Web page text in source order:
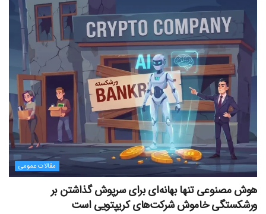
مقالات عمومی
هوش مصنوعی تنها بهانه‌ای برای سرپوش گذاشتن بر
ورشکستگی خاموش شرکت‌های کریپتویی است